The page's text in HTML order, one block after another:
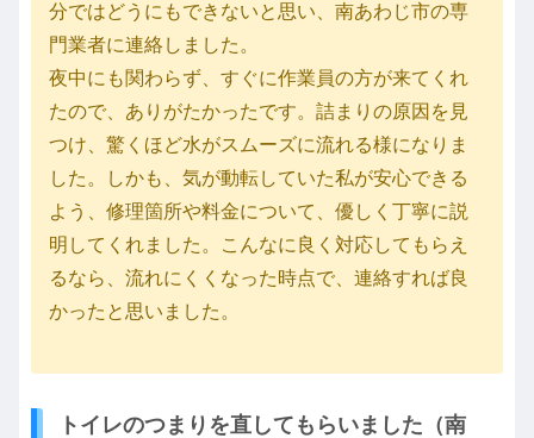
分ではどうにもできないと思い、南あわじ市の専
門業者に連絡しました。
夜中にも関わらず、すぐに作業員の方が来てくれ
たので、ありがたかったです。詰まりの原因を見
つけ、驚くほど水がスムーズに流れる様になりま
した。しかも、気が動転していた私が安心できる
よう、修理箇所や料金について、優しく丁寧に説
明してくれました。こんなに良く対応してもらえ
るなら、流れにくくなった時点で、連絡すれば良
かったと思いました。
トイレのつまりを直してもらいました（南